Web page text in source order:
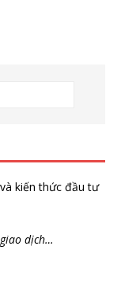
kiến thức đầu tư
dịch…